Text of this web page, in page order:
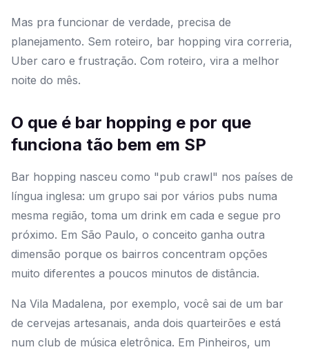
Mas pra funcionar de verdade, precisa de
planejamento. Sem roteiro, bar hopping vira correria,
Uber caro e frustração. Com roteiro, vira a melhor
noite do mês.
O que é bar hopping e por que
funciona tão bem em SP
Bar hopping nasceu como "pub crawl" nos países de
língua inglesa: um grupo sai por vários pubs numa
mesma região, toma um drink em cada e segue pro
próximo. Em São Paulo, o conceito ganha outra
dimensão porque os bairros concentram opções
muito diferentes a poucos minutos de distância.
Na Vila Madalena, por exemplo, você sai de um bar
de cervejas artesanais, anda dois quarteirões e está
num club de música eletrônica. Em Pinheiros, um